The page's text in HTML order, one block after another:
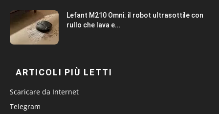
Lefant M210 Omni: il robot ultrasottile con
rullo che lava e...
ARTICOLI PIÙ LETTI
Scaricare da Internet
Telegram